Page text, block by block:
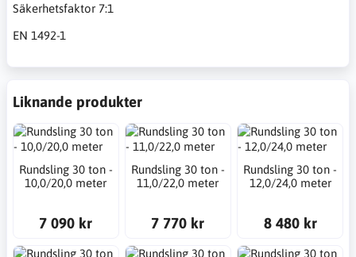
Säkerhetsfaktor 7:1
EN 1492-1
Liknande produkter
Rundsling 30 ton -
10,0/20,0 meter
7 090 kr
Rundsling 30 ton -
11,0/22,0 meter
7 770 kr
Rundsling 30 ton -
12,0/24,0 meter
8 480 kr